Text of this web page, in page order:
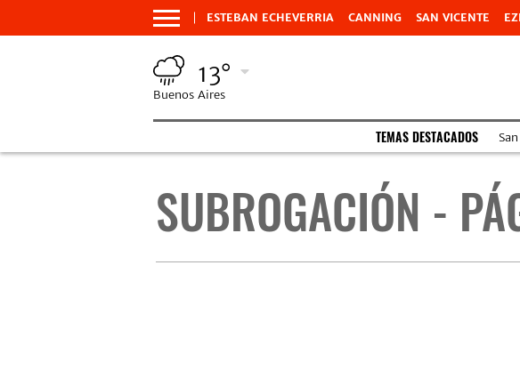
ESTEBAN ECHEVERRIA CANNING SAN VICENTE
13°
Buenos Aires
TEMAS DESTACADOS
SUBROGACIÓN -